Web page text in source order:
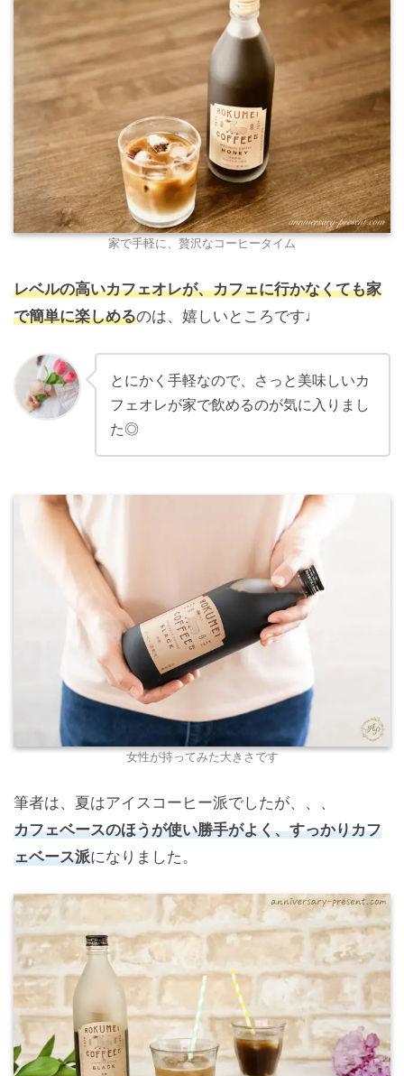
家で手軽に、贅沢なコーヒータイム
レベルの高いカフェオレが、カフェに行かなくても家
で簡単に楽しめるのは、嬉しいところです♩
とにかく手軽なので、さっと美味しいカ
フェオレが家で飲めるのが気に入りまし
た◎
女性が持ってみた大きさです
筆者は、夏はアイスコーヒー派でしたが、、、
カフェベースのほうが使い勝手がよく、すっかりカフ
ェベース派になりました。